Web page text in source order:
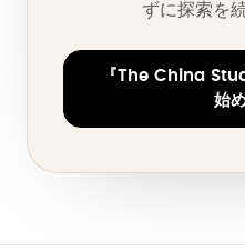
ずに探索を
『The China
始